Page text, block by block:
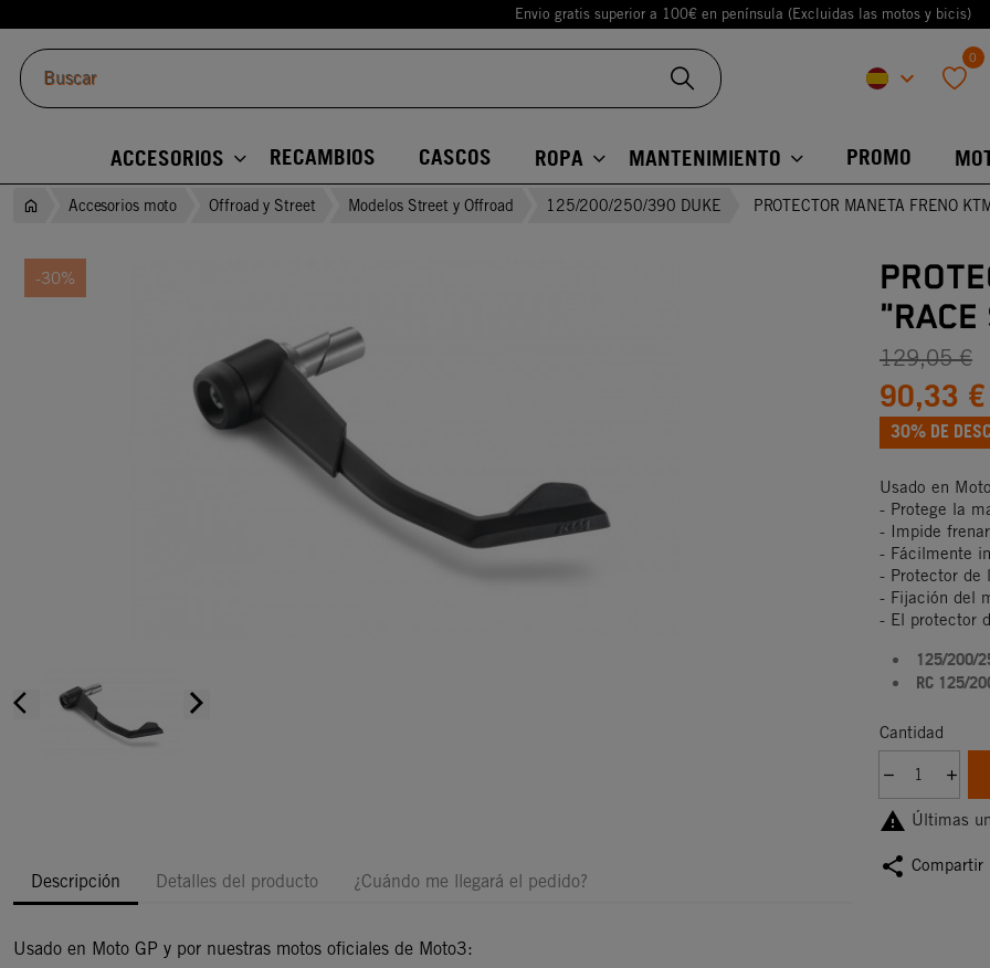
Envio gratis superior a 100€ en península (Excluidas las motos y bicis)
keyboard_arrow_down
0
ACCESORIOS RECAMBIOS CASCOS ROPA MANTENIMIENTO PROMO
Accesorios moto Offroad y Street Modelos Street y Offroad 125/200/250/390 DUKE PROTECTOR MANETA FRENO
-30%
arrow_back_ios arrow_forward_ios
Descripción Detalles del producto ¿Cuándo me llegará el pedido?
Usado en Moto GP y por nuestras motos oficiales de Moto3:
"RACE
129,05 €
90,33 €
30% DE
Usado en
- Protege la
- Impide
- Fácilmente
- Protector de
- Fijación del
- El protector
125/200/
RC 125/
Cantidad
 Últimas
share Compartir